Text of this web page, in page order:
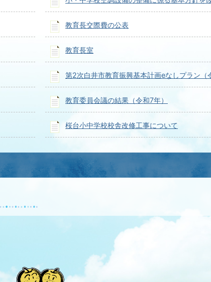
教育長交際費の公表
教育長室
第2次白井市教育振興基本計画eなしプラン（
教育委員会議の結果（令和7年）
桜台小中学校校舎改修工事について